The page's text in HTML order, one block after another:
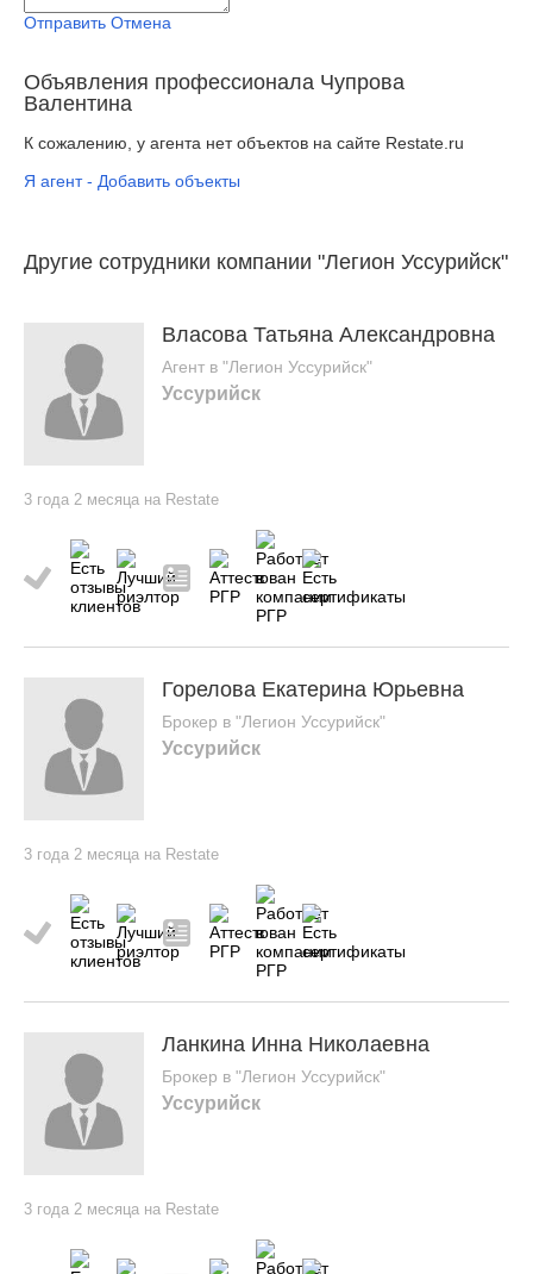
Отправить Отмена
Объявления профессионала Чупрова
Валентина
К сожалению, у агента нет объектов на сайте Restate.ru
Я агент - Добавить объекты
Другие сотрудники компании "Легион Уссурийск"
Власова Татьяна Александровна
Агент в "Легион Уссурийск"
Уссурийск
3 года 2 месяца на Restate
Горелова Екатерина Юрьевна
Брокер в "Легион Уссурийск"
Уссурийск
3 года 2 месяца на Restate
Ланкина Инна Николаевна
Брокер в "Легион Уссурийск"
Уссурийск
3 года 2 месяца на Restate